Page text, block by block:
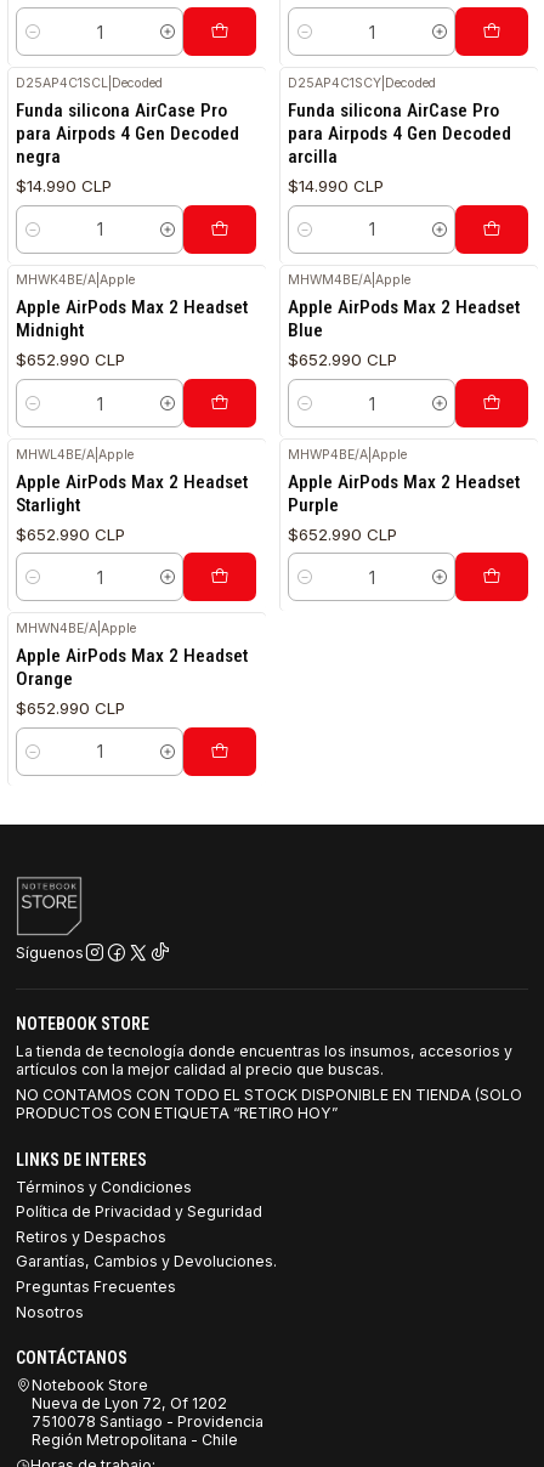
Cantidad Cantidad
D25AP4C1SCL Decoded
Funda silicona AirCase Pro
para Airpods 4 Gen Decoded
negra
$14.990 CLP
Cantidad
D25AP4C1SCY Decoded
Funda silicona AirCase Pro
para Airpods 4 Gen Decoded
arcilla
$14.990 CLP
Cantidad
MHWK4BE/A |Apple
Apple AirPods Max 2 Headset
Midnight
$652.990 CLP
Cantidad
MHWM4BE/A |Apple
Apple AirPods Max 2 Headset
Blue
$652.990 CLP
Cantidad
MHWL4BE/A |Apple
Apple AirPods Max 2 Headset
Starlight
$652.990 CLP
Cantidad
MHWP4BE/A |Apple
Apple AirPods Max 2 Headset
Purple
$652.990 CLP
Cantidad
MHWN4BE/A |Apple
Apple AirPods Max 2 Headset
Orange
$652.990 CLP
Cantidad
Síguenos
NOTEBOOK STORE
La tienda de tecnología donde encuentras los insumos, accesorios y
artículos con la mejor calidad al precio que buscas.
NO CONTAMOS CON TODO EL STOCK DISPONIBLE EN TIENDA (SOLO
PRODUCTOS CON ETIQUETA “RETIRO HOY”
LINKS DE INTERES
Términos y Condiciones
Política de Privacidad y Seguridad
Retiros y Despachos
Garantías, Cambios y Devoluciones.
Preguntas Frecuentes
Nosotros
CONTÁCTANOS
Notebook Store
Nueva de Lyon 72, Of 1202
7510078 Santiago - Providencia
Región Metropolitana - Chile